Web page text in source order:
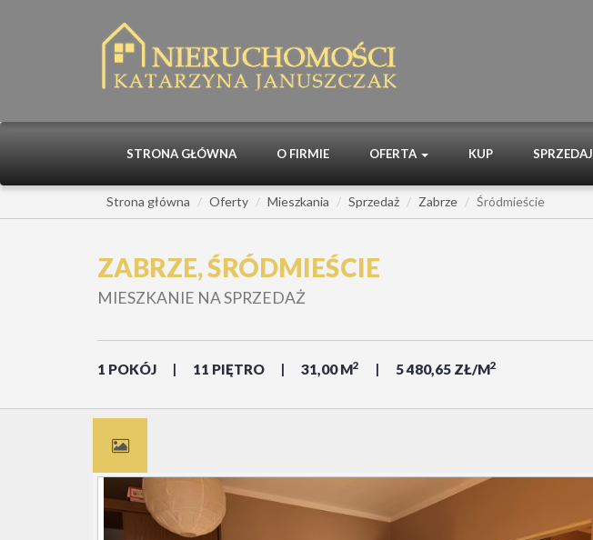
STRONA GŁÓWNA O FIRMIE OFERTA KUP SPRZEDAJ
Strona główna Oferty Mieszkania Sprzedaż Zabrze Śródmieście
ZABRZE, ŚRÓDMIEŚCIE
MIESZKANIE NA SPRZEDAŻ
1 POKÓJ 11 PIĘTRO 31,00 M2 5 480,65 ZŁ/M2